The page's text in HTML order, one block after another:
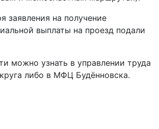
заявления на получение
выплаты на проезд подали
можно узнать в управлении труда
либо в МФЦ Будённовска.